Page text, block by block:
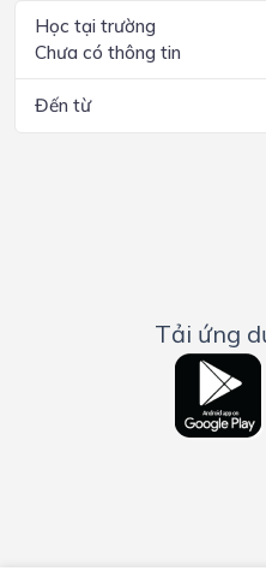
Học tại trường
Chưa có thông tin
Đến từ
Tải ứng